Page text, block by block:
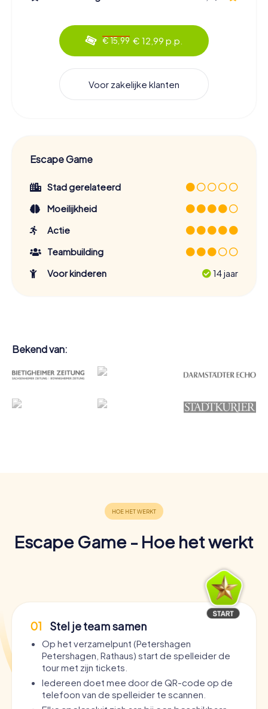
€ 15,99 € 12,99 p.p.
Voor zakelijke klanten
Escape Game
Stad gerelateerd
Moeilijkheid
Actie
Teambuilding
Voor kinderen
14 jaar
Bekend van:
Escape Game - Hoe het werkt
01 Stel je team samen
Op het verzamelpunt (Petershagen
Petershagen, Rathaus) start de spelleider de
tour met zijn tickets.
Iedereen doet mee door de QR-code op de
telefoon van de spelleider te scannen.